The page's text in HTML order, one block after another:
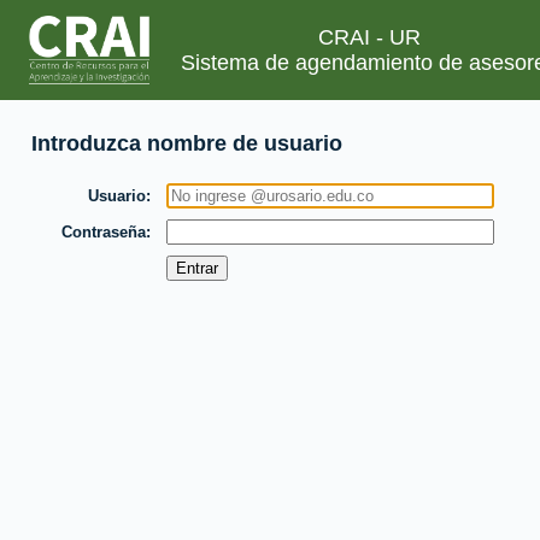
CRAI - UR
Sistema de agendamiento de
Introduzca nombre de usuario
Usuario
Contraseña